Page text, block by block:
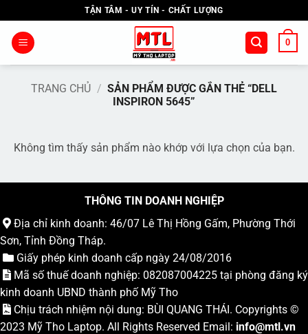
qua
nội
TẬN TÂM - UY TÍN - CHẤT LƯỢNG
0
TRANG CHỦ / SẢN PHẨM ĐƯỢC GẮN THẺ “DELL
INSPIRON 5645”
Không tìm thấy sản phẩm nào khớp với lựa chọn của bạn.
THÔNG TIN DOANH NGHIỆP
Địa chỉ kinh doanh: 46/07 Lê Thị Hồng Gấm, Phường Thới
Sơn, Tỉnh Đồng Tháp.
Giấy phép kinh doanh cấp ngày 24/08/2016
Mã số thuế doanh nghiệp: 082087004225 tại phòng đăng ký
kinh doanh UBND thành phố Mỹ Tho
Chịu trách nhiệm nội dung: BÙI QUANG THÁI. Copyrights ©
2023 Mỹ Tho Laptop. All Rights Reserved Email: info@mtl.vn